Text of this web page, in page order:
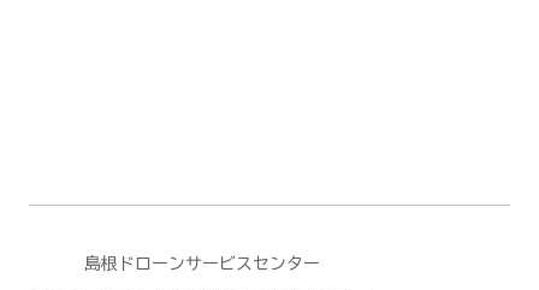
DJIがMic Mini シリーズの新作「DJI
島根ドローンサービスセンター